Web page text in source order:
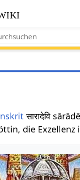
सारादेवि
die Exzellenz